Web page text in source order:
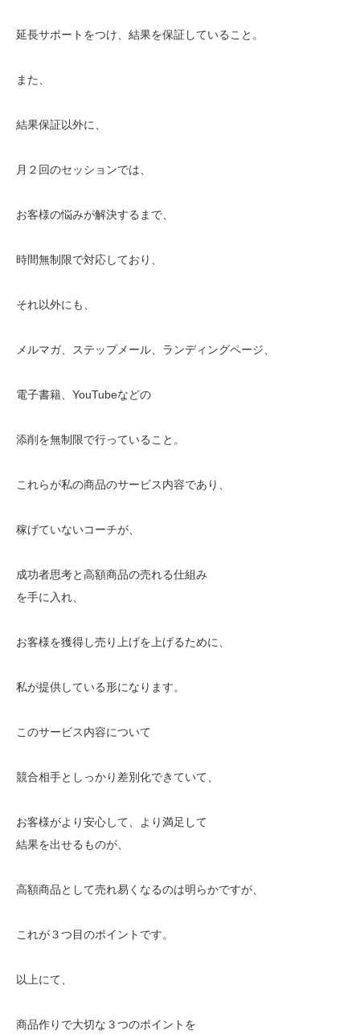
延長サポートをつけ、結果を保証していること。
また、
結果保証以外に、
月２回のセッションでは、
お客様の悩みが解決するまで、
時間無制限で対応しており、
それ以外にも、
メルマガ、ステップメール、ランディングページ、
電子書籍、YouTubeなどの
添削を無制限で行っていること。
これらが私の商品のサービス内容であり、
稼げていないコーチが、
成功者思考と高額商品の売れる仕組み
を手に入れ、
お客様を獲得し売り上げを上げるために、
私が提供している形になります。
このサービス内容について
競合相手としっかり差別化できていて、
お客様がより安心して、より満足して
結果を出せるものが、
高額商品として売れ易くなるのは明らかですが、
これが３つ目のポイントです。
以上にて、
商品作りで大切な３つのポイントを